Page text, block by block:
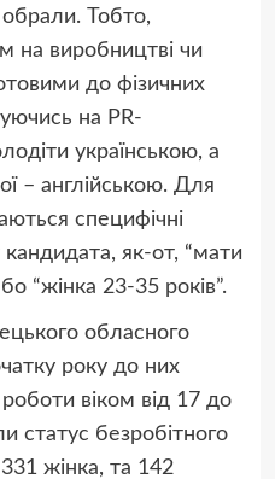
обрали. Тобто,
на виробництві чи
до фізичних
на PR-
українською, а
– англійською. Для
специфічні
кандидата, як-от, “мати
“жінка 23-35 років”.
обласного
року до них
віком від 17 до
статус безробітного
жінка, та 142